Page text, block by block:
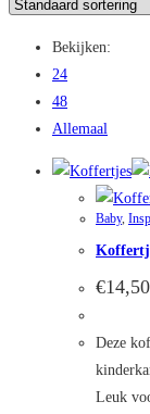
Bekijken:
24
48
Allemaal
Baby,
€14,50
Deze
Leuk